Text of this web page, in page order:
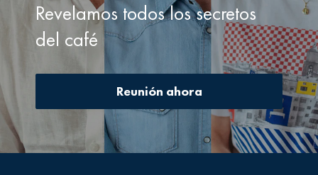
Revelamos todos los secretos
del café
Reunión ahora